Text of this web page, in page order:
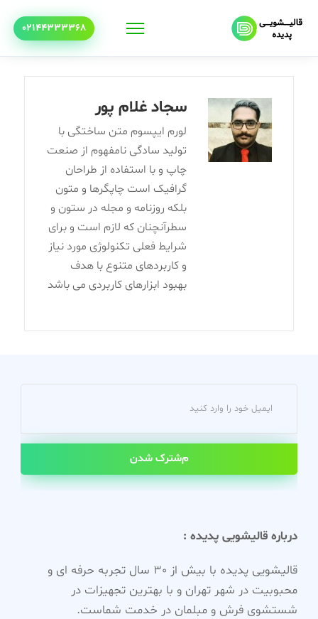
02144333368
سجاد غلام پور
لورم ایپسوم متن ساختگی با
تولید سادگی نامفهوم از صنعت
چاپ و با استفاده از طراحان
گرافیک است چاپگرها و متون
بلکه روزنامه و مجله در ستون و
سطرآنچنان که لازم است و برای
شرایط فعلی تکنولوژی مورد نیاز
و کاربردهای متنوع با هدف
بهبود ابزارهای کاربردی می باشد
مشترک شدن
درباره قالیشویی پدیده :
قالیشویی پدیده با بیش از 30 سال تجربه حرفه ای و
محبوبیت در شهر تهران و با بهترین تجهیزات در
شستشوی فرش و مبلمان در خدمت شماست.